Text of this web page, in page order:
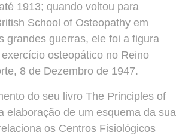
1913; quando voltou para
School of Osteopathy em
grandes guerras, ele foi a figura
osteopático no Reino
8 de Dezembro de 1947.
do seu livro The Principles of
elaboração de um esquema da sua
os Centros Fisiológicos